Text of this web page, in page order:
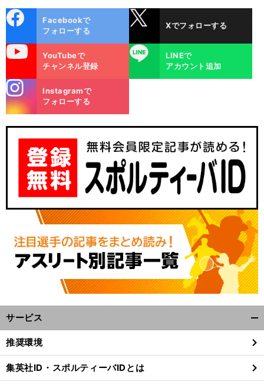
ok
Facebookで
フォローする
Xでフォローする
YouTubeで
チャンネル登録
LINE
LINEで
アカウント追加
m
Instagramで
フォローする
サービス
閉
る
推奨環境
集英社ID・スポルティーバIDとは